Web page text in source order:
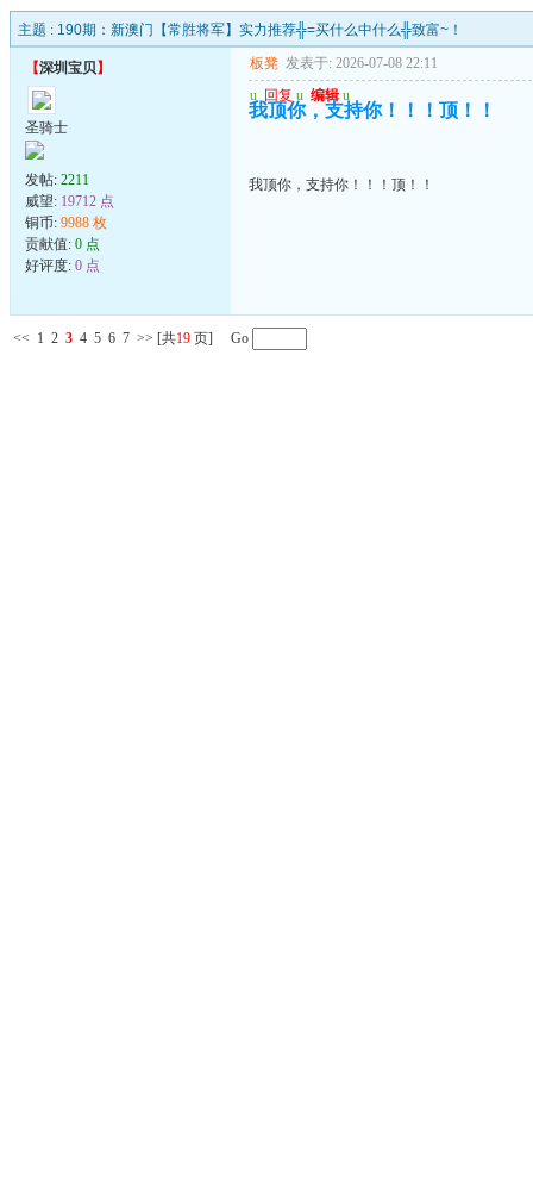
主题 : 190期：新澳门【常胜将军】实力推荐╬=买什么中什么╬致富~！
【深圳宝贝】
圣骑士
发帖: 2211
威望: 19712 点
铜币: 9988 枚
贡献值: 0 点
好评度: 0 点
板凳 发表于: 2026-07-08 22:11
u 回复 u 编辑 u
我顶你，支持你！！！顶！！
我顶你，支持你！！！顶！！
<< 1 2 3 4 5 6 7 >> [共19 页] Go